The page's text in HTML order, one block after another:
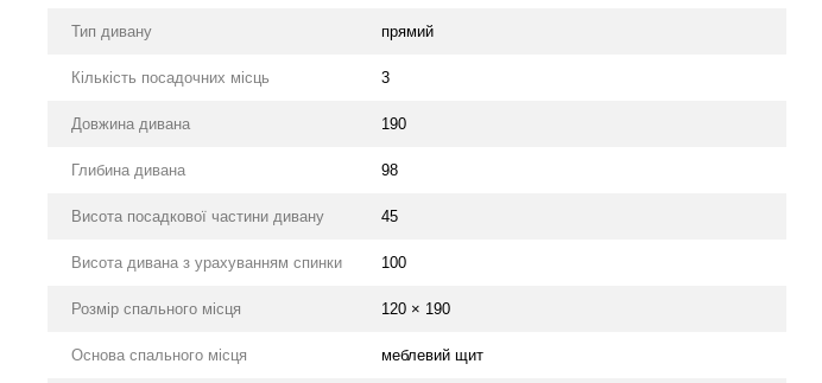
Тип дивану прямий
Кількість посадочних місць 3
Довжина дивана 190
Глибина дивана 98
Висота посадкової частини дивану 45
Висота дивана з урахуванням спинки 100
Розмір спального місця 120 × 190
Основа спального місця меблевий щит